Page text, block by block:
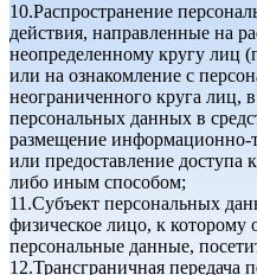
10.Распространение
действия, направленные на
неопределенному кругу лиц
или на ознакомление с
неограниченного круга лиц,
персональных данных в
размещение информационно-
или предоставление
либо иным способом;
11.Субъект персональных
физическое лицо, к которому
персональные данные,
12.Трансграничная